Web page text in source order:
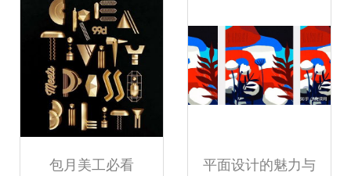
包月美工必看 平面设计的魅力与